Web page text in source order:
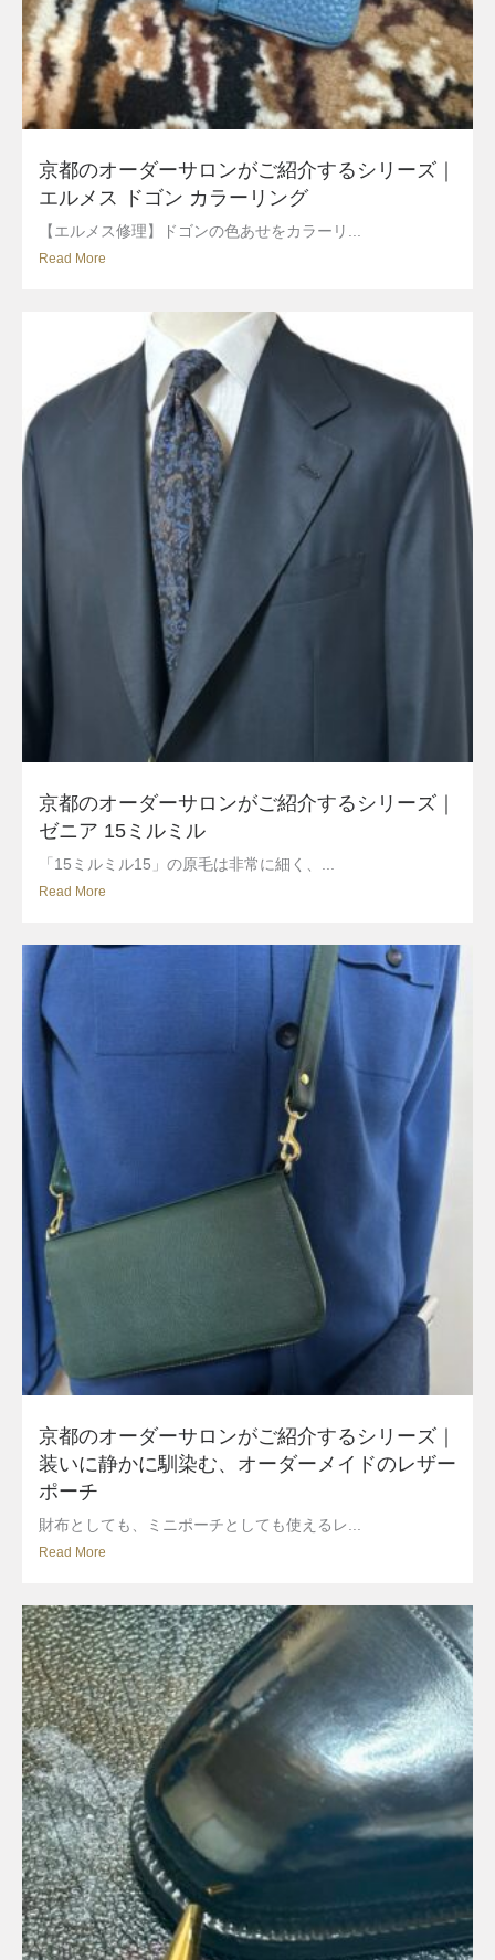
京都のオーダーサロンがご紹介するシリーズ｜
エルメス ドゴン カラーリング
【エルメス修理】ドゴンの色あせをカラーリ...
Read More
京都のオーダーサロンがご紹介するシリーズ｜
ゼニア 15ミルミル
「15ミルミル15」の原毛は非常に細く、...
Read More
京都のオーダーサロンがご紹介するシリーズ｜
装いに静かに馴染む、オーダーメイドのレザー
ポーチ
財布としても、ミニポーチとしても使えるレ...
Read More